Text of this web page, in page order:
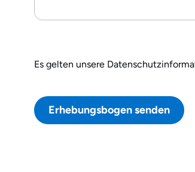
Es gelten unsere